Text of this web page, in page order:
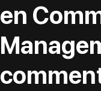
en